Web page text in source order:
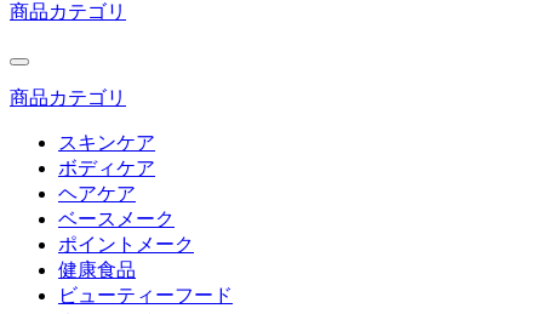
商品カテゴリ
商品カテゴリ
スキンケア
ボディケア
ヘアケア
ベースメーク
ポイントメーク
健康食品
ビューティーフード